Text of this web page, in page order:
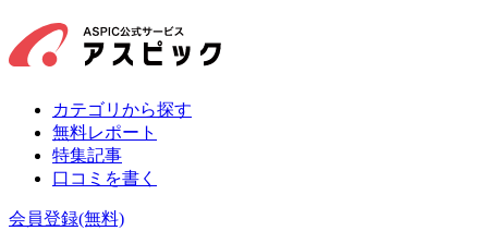
カテゴリから探す
無料レポート
特集記事
口コミを書く
会員登録(無料)